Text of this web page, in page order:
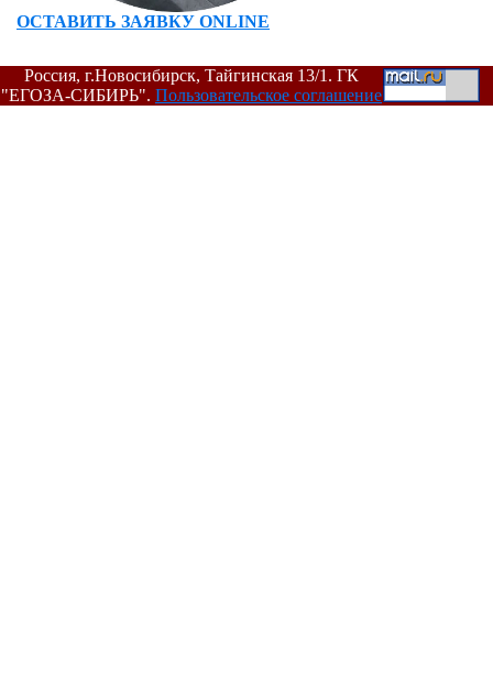
ОСТАВИТЬ ЗАЯВКУ ONLINE
Россия, г.Новосибирск, Тайгинская 13/1. ГК
"ЕГОЗА-СИБИРЬ". Пользовательское соглашение